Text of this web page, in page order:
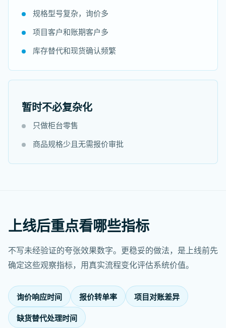
规格型号复杂，询价多
项目客户和账期客户多
库存替代和现货确认频繁
暂时不必复杂化
只做柜台零售
商品规格少且无需报价审批
上线后重点看哪些指标
不写未经验证的夸张效果数字。更稳妥的做法，是上线前先
确定这些观察指标，用真实流程变化评估系统价值。
询价响应时间 报价转单率 项目对账差异
缺货替代处理时间